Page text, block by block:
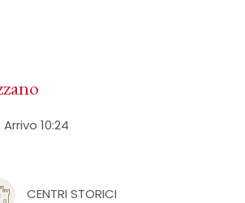
CENTRI STORICI
Arrivo 10:24